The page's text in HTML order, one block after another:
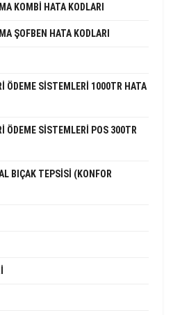
KOMBI HATA KODLARI
ŞOFBEN HATA KODLARI
ÖDEME SISTEMLERI 1000TR HATA
ÖDEME SISTEMLERI POS 300TR
BIÇAK TEPSISI (KONFOR